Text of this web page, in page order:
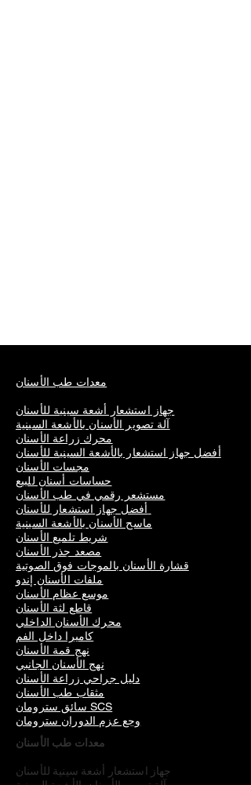
معدات طب الأسنان
جهاز استشعار أشعة سينية للأسنان
آلة تصوير الأسنان بالأشعة السينية
محرك زراعة الأسنان
أفضل جهاز استشعار بالأشعة السينية للأسنان
مجسات الأسنان
حساسات أسنان للبيع
مستشعر رقمي في طب الأسنان
ماسح الأسنان بالأشعة السينية
شريط تلميع الأسنان
مصعد جذر الأسنان
قشارة الأسنان بالموجات فوق الصوتية
ملفات الأسنان إندو
موسع عظام الأسنان
قاطع لثة الأسنان
محرك الأسنان الداخلي
كاميرا داخل الفم
نهج قمة الأسنان
نهج الأسنان الجانبي
دليل جراحي زراعة الأسنان
مثقاب طب الأسنان
سائق سترومان SCS
وجع عزم الدوران سترومان
معدات طب الأسنان
جهاز استشعار أشعة سينية للأسنان